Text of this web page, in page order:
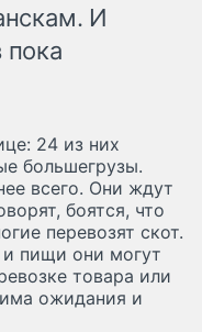
И
пока
24 из них
большегрузы.
всего. Они ждут
боятся, что
перевозят скот.
и пищи они могут
товара или
ожидания и